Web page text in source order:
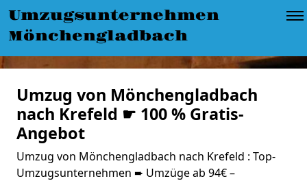
Umzugsunternehmen
Mönchengladbach
Umzug von Mönchengladbach
nach Krefeld ☛ 100 % Gratis-
Angebot
Umzug von Mönchengladbach nach Krefeld : Top-
Umzugsunternehmen ➨ Umzüge ab 94€ –